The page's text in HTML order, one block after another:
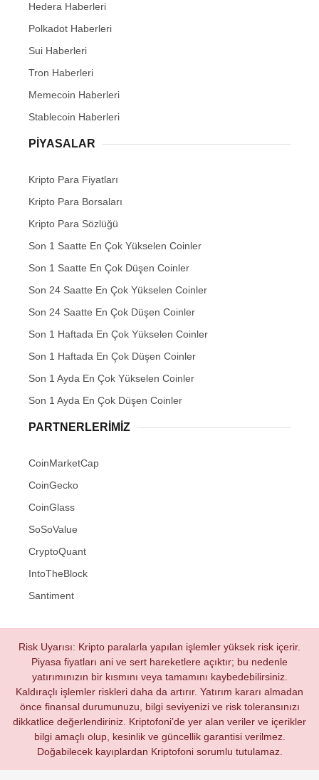
Hedera Haberleri
Polkadot Haberleri
Sui Haberleri
Tron Haberleri
Memecoin Haberleri
Stablecoin Haberleri
PIYASALAR
Kripto Para Fiyatları
Kripto Para Borsaları
Kripto Para Sözlüğü
Son 1 Saatte En Çok Yükselen Coinler
Son 1 Saatte En Çok Düşen Coinler
Son 24 Saatte En Çok Yükselen Coinler
Son 24 Saatte En Çok Düşen Coinler
Son 1 Haftada En Çok Yükselen Coinler
Son 1 Haftada En Çok Düşen Coinler
Son 1 Ayda En Çok Yükselen Coinler
Son 1 Ayda En Çok Düşen Coinler
PARTNERLERIMIZ
CoinMarketCap
CoinGecko
CoinGlass
SoSoValue
CryptoQuant
IntoTheBlock
Santiment
Risk Uyarısı: Kripto paralarla yapılan işlemler yüksek risk içerir.
Piyasa fiyatları ani ve sert hareketlere açıktır; bu nedenle
yatırımınızın bir kısmını veya tamamını kaybedebilirsiniz.
Kaldıraçlı işlemler riskleri daha da artırır. Yatırım kararı almadan
önce finansal durumunuzu, bilgi seviyenizi ve risk toleransınızı
dikkatlice değerlendiriniz. Kriptofoni’de yer alan veriler ve içerikler
bilgi amaçlı olup, kesinlik ve güncellik garantisi verilmez.
Doğabilecek kayıplardan Kriptofoni sorumlu tutulamaz.